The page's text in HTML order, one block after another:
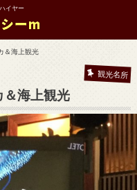
イヤー
＆海上観光
観光名所
海上観光